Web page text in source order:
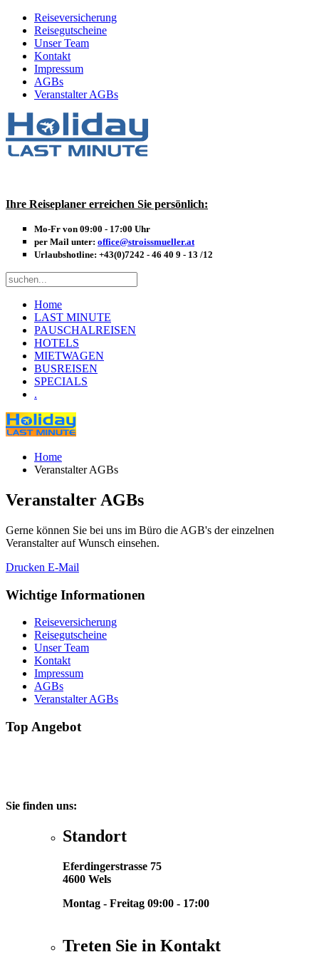
Reiseversicherung
Reisegutscheine
Unser Team
Kontakt
Impressum
AGBs
Veranstalter AGBs
Ihre Reiseplaner erreichen Sie persönlich:
Mo-Fr von 09:00 - 17:00 Uhr
per Mail unter: office@stroissmueller.at
Urlaubshotline: +43(0)7242 - 46 40 9 - 13 /12
Home
LAST MINUTE
PAUSCHALREISEN
HOTELS
MIETWAGEN
BUSREISEN
SPECIALS
.
Home
Veranstalter AGBs
Veranstalter AGBs
Gerne können Sie bei uns im Büro die AGB's der einzelnen
Veranstalter auf Wunsch einsehen.
Drucken E-Mail
Wichtige Informationen
Reiseversicherung
Reisegutscheine
Unser Team
Kontakt
Impressum
AGBs
Veranstalter AGBs
Top Angebot
Sie finden uns:
Standort
Eferdingerstrasse 75
4600 Wels
Montag - Freitag 09:00 - 17:00
Treten Sie in Kontakt